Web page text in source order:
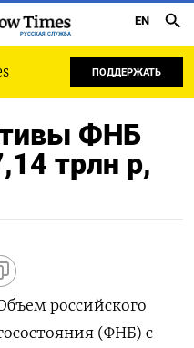
РУССКАЯ СЛУЖБА
EN
ПОДДЕРЖАТЬ
ФНБ
трлн р,
российского
(ФНБ) с